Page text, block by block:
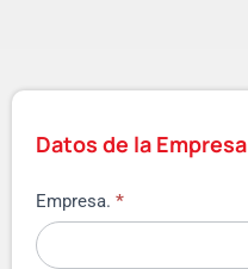
Datos de la Empresa
Empresa. *